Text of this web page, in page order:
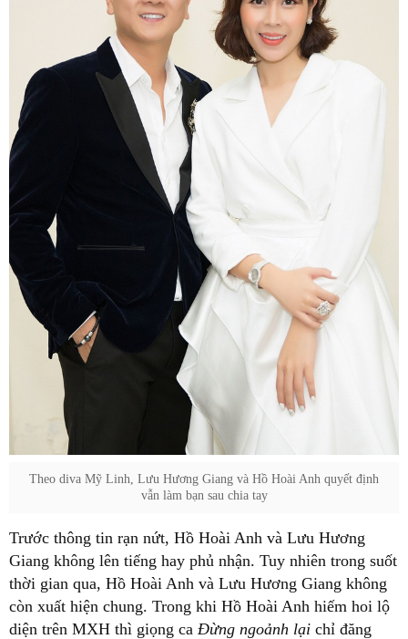
Theo diva Mỹ Linh, Lưu Hương Giang và Hồ Hoài Anh quyết định
vẫn làm bạn sau chia tay
Trước thông tin rạn nứt, Hồ Hoài Anh và Lưu Hương
Giang không lên tiếng hay phủ nhận. Tuy nhiên trong suốt
thời gian qua, Hồ Hoài Anh và Lưu Hương Giang không
còn xuất hiện chung. Trong khi Hồ Hoài Anh hiếm hoi lộ
diện trên MXH thì giọng ca Đừng ngoảnh lại chỉ đăng